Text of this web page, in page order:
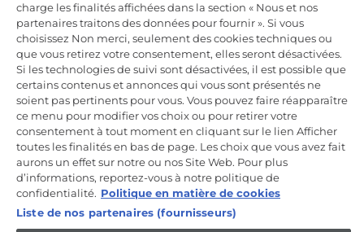
CANDY HOOVER GROUP S.r.I. - Associé unique - SIÈGE SOCIAL :
Via Comolli, 57 - 20861 Brugherio (MB) - Italie - SIÈGES
ADMINISTRATIFS : Via Privata Eden Fumagalli snc - 20861
Brugherio (MB) et Via Trento n. 20/A-22 - 20871 Vimercate (MB) -
Italie - Tél. : +39.039.2086.1 - Fax : +39.039.2086.237 - Capital social
35 000 000,00 € iv - Cod. Code fiscal et numéro d'inscription au
registre du commerce de Milan-Monza-Brianza-Lodi 04666310158 -
Numéro de TVA 00786860965 - Numéro REA : MB-1033934 -
Autorisation IT AEOF 211870 - Société soumise aux activités de
gestion et de coordination de Candy S.p.A.
FR / Français
charge les finalités affichées dans la section « Nous et nos
partenaires traitons des données pour fournir ». Si vous
choisissez Non merci, seulement des cookies techniques ou
que vous retirez votre consentement, elles seront désactivées.
Si les technologies de suivi sont désactivées, il est possible que
certains contenus et annonces qui vous sont présentés ne
soient pas pertinents pour vous. Vous pouvez faire réapparaître
ce menu pour modifier vos choix ou pour retirer votre
consentement à tout moment en cliquant sur le lien Afficher
toutes les finalités en bas de page. Les choix que vous avez fait
aurons un effet sur notre ou nos Site Web. Pour plus
d’informations, reportez-vous à notre politique de
confidentialité. Politique en matière de cookies
Liste de nos partenaires (fournisseurs)